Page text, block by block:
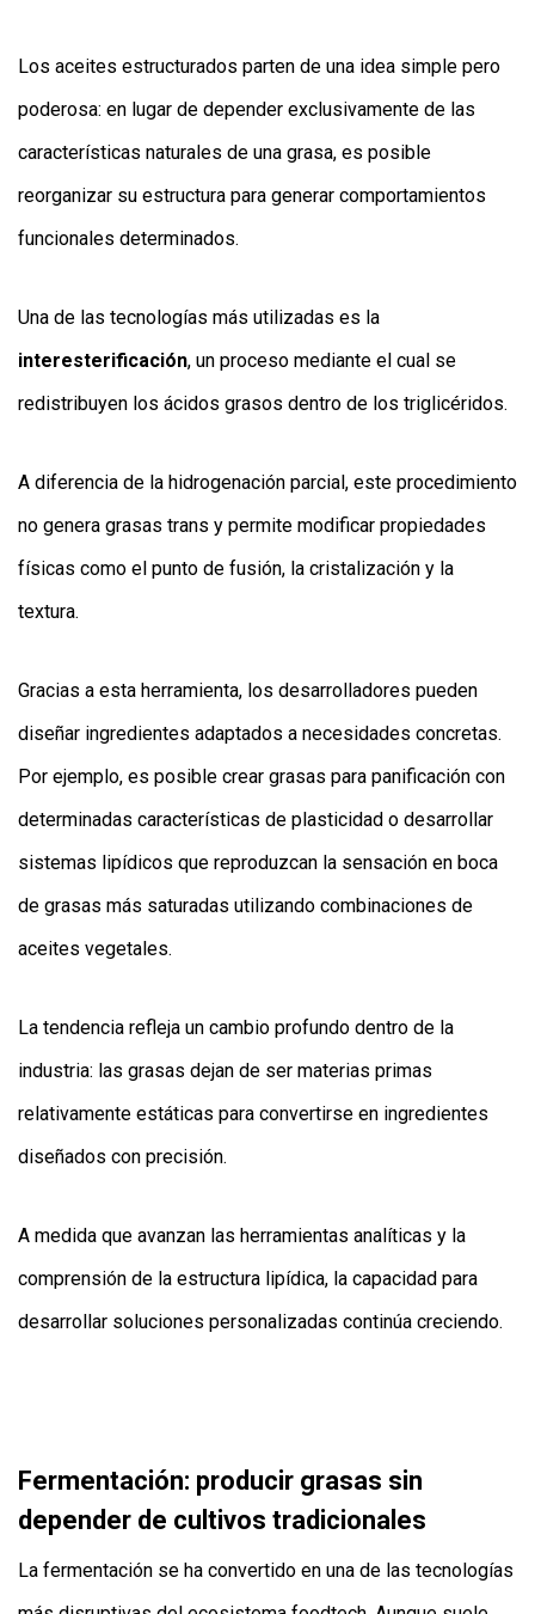
Los aceites estructurados parten de una idea simple pero
poderosa: en lugar de depender exclusivamente de las
características naturales de una grasa, es posible
reorganizar su estructura para generar comportamientos
funcionales determinados.
Una de las tecnologías más utilizadas es la
interesterificación, un proceso mediante el cual se
redistribuyen los ácidos grasos dentro de los triglicéridos.
A diferencia de la hidrogenación parcial, este procedimiento
no genera grasas trans y permite modificar propiedades
físicas como el punto de fusión, la cristalización y la
textura.
Gracias a esta herramienta, los desarrolladores pueden
diseñar ingredientes adaptados a necesidades concretas.
Por ejemplo, es posible crear grasas para panificación con
determinadas características de plasticidad o desarrollar
sistemas lipídicos que reproduzcan la sensación en boca
de grasas más saturadas utilizando combinaciones de
aceites vegetales.
La tendencia refleja un cambio profundo dentro de la
industria: las grasas dejan de ser materias primas
relativamente estáticas para convertirse en ingredientes
diseñados con precisión.
A medida que avanzan las herramientas analíticas y la
comprensión de la estructura lipídica, la capacidad para
desarrollar soluciones personalizadas continúa creciendo.
Fermentación: producir grasas sin
depender de cultivos tradicionales
La fermentación se ha convertido en una de las tecnologías